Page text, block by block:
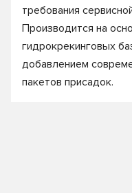
требования
Производится на
гидрокрекинговых
добавлением
пакетов присадок.